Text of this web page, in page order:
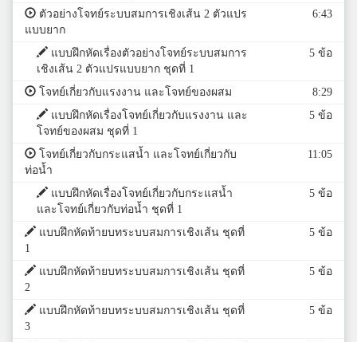
ตัวอย่างโจทย์ระบบสมการเชิงเส้น 2 ตัวแปร
แบบยาก
6:43
แบบฝึกหัดเรื่องตัวอย่างโจทย์ระบบสมการ
เชิงเส้น 2 ตัวแปรแบบยาก ชุดที่ 1
5 ข้อ
โจทย์เกี่ยวกับแรงงาน และโจทย์ของผสม
8:29
แบบฝึกหัดเรื่องโจทย์เกี่ยวกับแรงงาน และ
โจทย์ของผสม ชุดที่ 1
5 ข้อ
โจทย์เกี่ยวกับกระแสน้ำ และโจทย์เกี่ยวกับ
ท่อน้ำ
11:05
แบบฝึกหัดเรื่องโจทย์เกี่ยวกับกระแสน้ำ
และโจทย์เกี่ยวกับท่อน้ำ ชุดที่ 1
5 ข้อ
แบบฝึกหัดท้ายบทระบบสมการเชิงเส้น ชุดที่
1
5 ข้อ
แบบฝึกหัดท้ายบทระบบสมการเชิงเส้น ชุดที่
2
5 ข้อ
แบบฝึกหัดท้ายบทระบบสมการเชิงเส้น ชุดที่
3
5 ข้อ